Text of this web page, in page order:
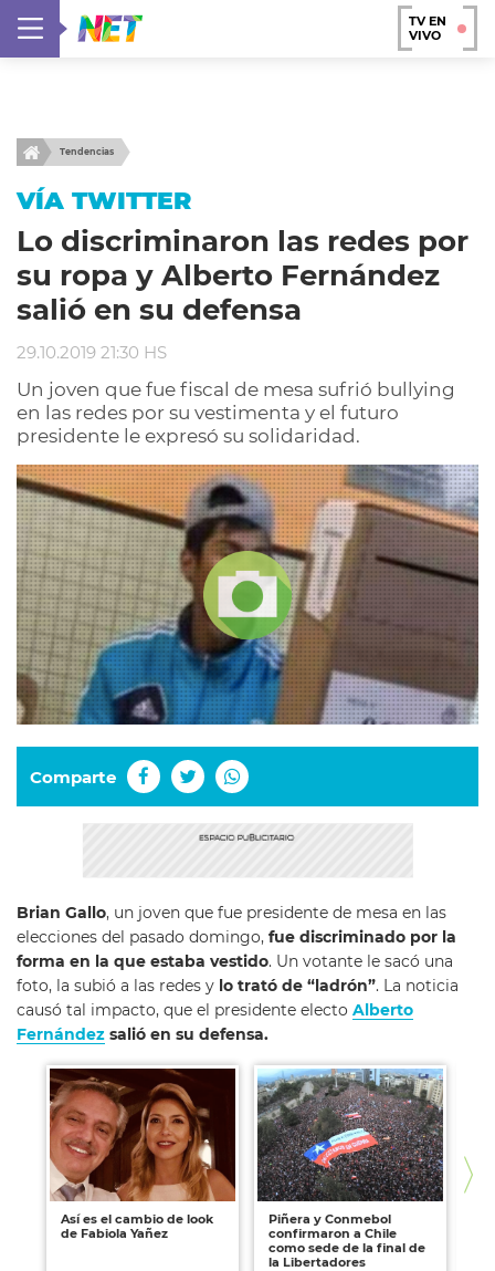
TV EN
VIVO
Tendencias
VÍA TWITTER
Lo discriminaron las redes por
su ropa y Alberto Fernández
salió en su defensa
29.10.2019 21:30 HS
Un joven que fue fiscal de mesa sufrió bullying
en las redes por su vestimenta y el futuro
presidente le expresó su solidaridad.
Comparte
Brian Gallo, un joven que fue presidente de mesa en las
elecciones del pasado domingo, fue discriminado por la
forma en la que estaba vestido. Un votante le sacó una
foto, la subió a las redes y lo trató de “ladrón”. La noticia
causó tal impacto, que el presidente electo Alberto
Fernández salió en su defensa.
Así es el cambio de look
de Fabiola Yañez
Piñera y Conmebol
confirmaron a Chile
como sede de la final de
la Libertadores